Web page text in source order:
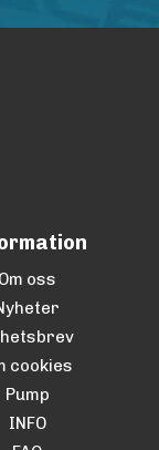
Om oss
cookies
Pump
INFO